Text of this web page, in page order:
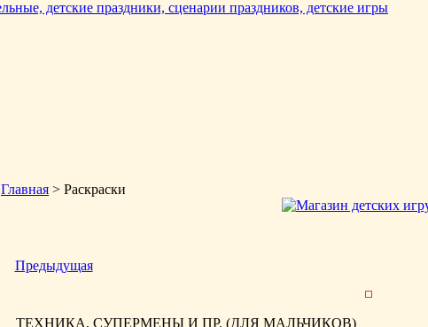
Главная > Раскраски
Предыдущая
ТЕХНИКА, СУПЕРМЕНЫ И ПР. (ДЛЯ МАЛЬЧИКОВ)